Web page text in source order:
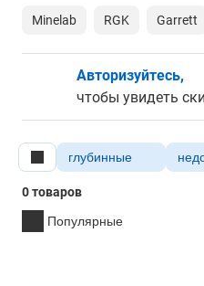
Minelab RGK Garrett
Авторизуйтесь,
чтобы увидеть
глубинные
0 товаров
Популярные